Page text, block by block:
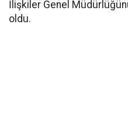
İlişkiler Genel
oldu.